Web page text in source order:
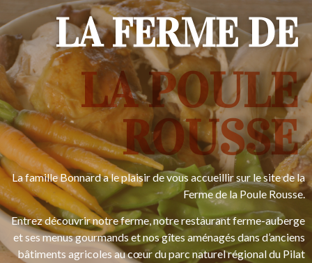
LA FERME DE
LA POULE
ROUSSE
La famille Bonnard a le plaisir de vous accueillir sur le site de la
Ferme de la Poule Rousse.
Entrez découvrir notre ferme, notre restaurant ferme-auberge
et ses menus gourmands et nos gîtes aménagés dans d’anciens
bâtiments agricoles au cœur du parc naturel régional du Pilat